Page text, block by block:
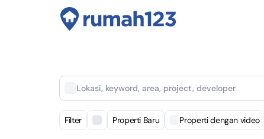
Lokasi, keyword, area, project, developer
Filter Properti Baru Properti dengan video